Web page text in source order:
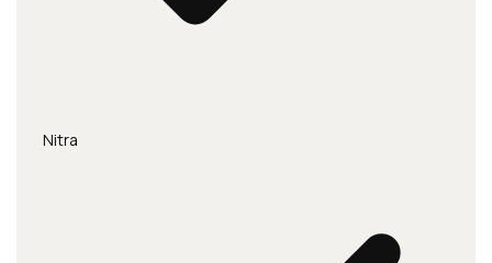
Nitra